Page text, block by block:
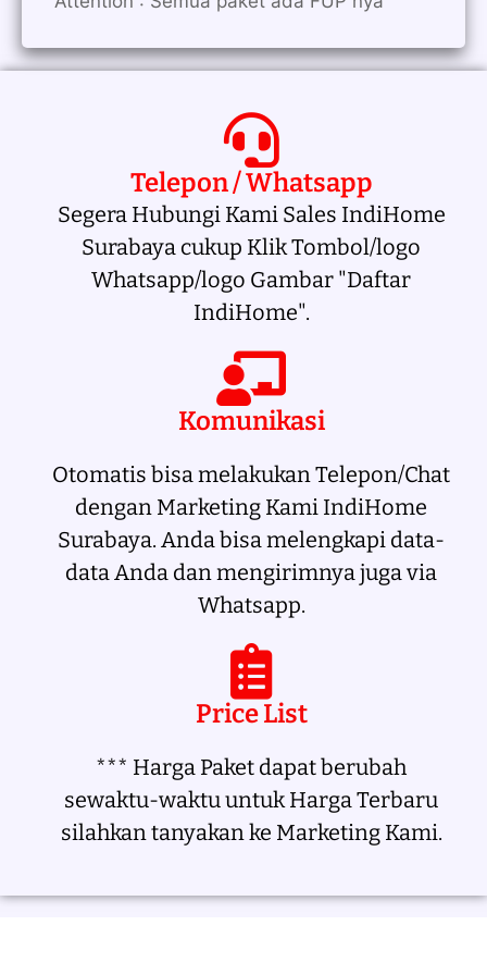
Telepon / Whatsapp
Segera Hubungi Kami Sales IndiHome
Surabaya cukup Klik Tombol/logo
Whatsapp/logo Gambar "Daftar
IndiHome".
Komunikasi
Otomatis bisa melakukan Telepon/Chat
dengan Marketing Kami IndiHome
Surabaya. Anda bisa melengkapi data-
data Anda dan mengirimnya juga via
Whatsapp.
Price List
*** Harga Paket dapat berubah
sewaktu-waktu untuk Harga Terbaru
silahkan tanyakan ke Marketing Kami.